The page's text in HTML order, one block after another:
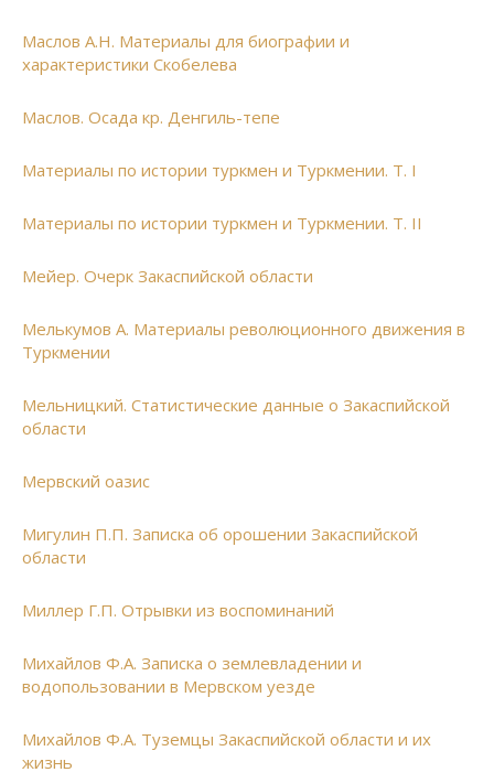
Маслов А.Н. Материалы для биографии и
характеристики Скобелева
Маслов. Осада кр. Денгиль-тепе
Материалы по истории туркмен и Туркмении. Т. I
Материалы по истории туркмен и Туркмении. Т. II
Мейер. Очерк Закаспийской области
Мелькумов А. Материалы революционного движения в
Туркмении
Мельницкий. Статистические данные о Закаспийской
области
Мервский оазис
Мигулин П.П. Записка об орошении Закаспийской
области
Миллер Г.П. Отрывки из воспоминаний
Михайлов Ф.А. Записка о землевладении и
водопользовании в Мервском уезде
Михайлов Ф.А. Туземцы Закаспийской области и их
жизнь